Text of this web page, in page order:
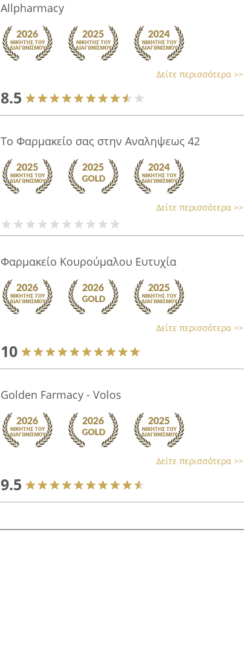
Allpharmacy
Δείτε περισσότερα >>
8.5
Το Φαρμακείο σας στην Αναληψεως 42
Δείτε περισσότερα >>
Φαρμακείο Κουρούμαλου Ευτυχία
Δείτε περισσότερα >>
10
Golden Farmacy - Volos
Δείτε περισσότερα >>
9.5